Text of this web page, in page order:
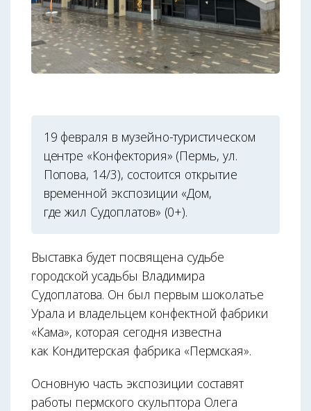
19 февраля в музейно-туристическом
центре «Конфектория» (Пермь, ул.
Попова, 14/3), состоится открытие
временной экспозиции «Дом,
где жил Судоплатов» (0+).
Выставка будет посвящена судьбе
городской усадьбы Владимира
Судоплатова. Он был первым шоколатье
Урала и владельцем конфектной фабрики
«Кама», которая сегодня известна
как Кондитерская фабрика «Пермская».
Основную часть экспозиции составят
работы пермского скульптора Олега